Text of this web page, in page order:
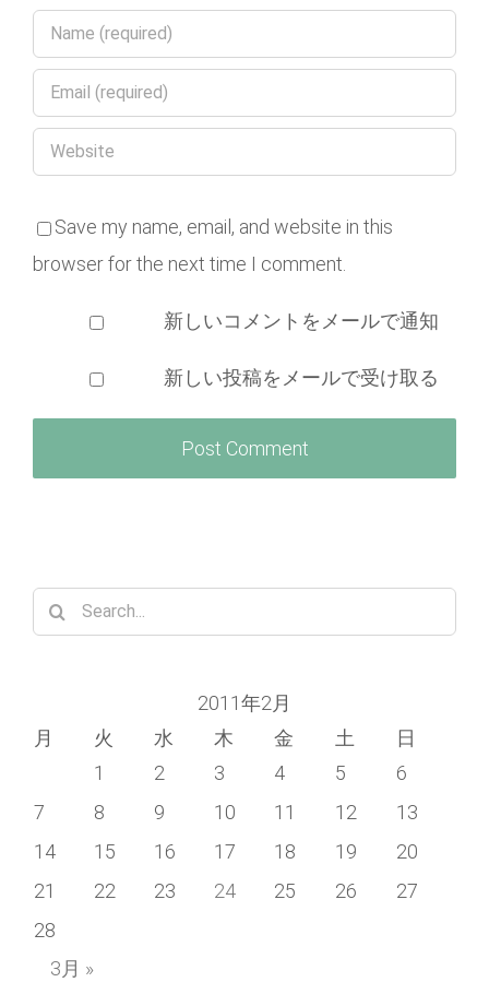
Save my name, email, and website in this
browser for the next time I comment.
新しいコメントをメールで通知
新しい投稿をメールで受け取る
Search
for:
2011年2月
月
火 水 木 金 土
日
1
2 3 4 5
6
7
8 9 10 11 12
13
14
15 16 17 18 19
20
21
22 23 24 25 26
27
28
3月 »